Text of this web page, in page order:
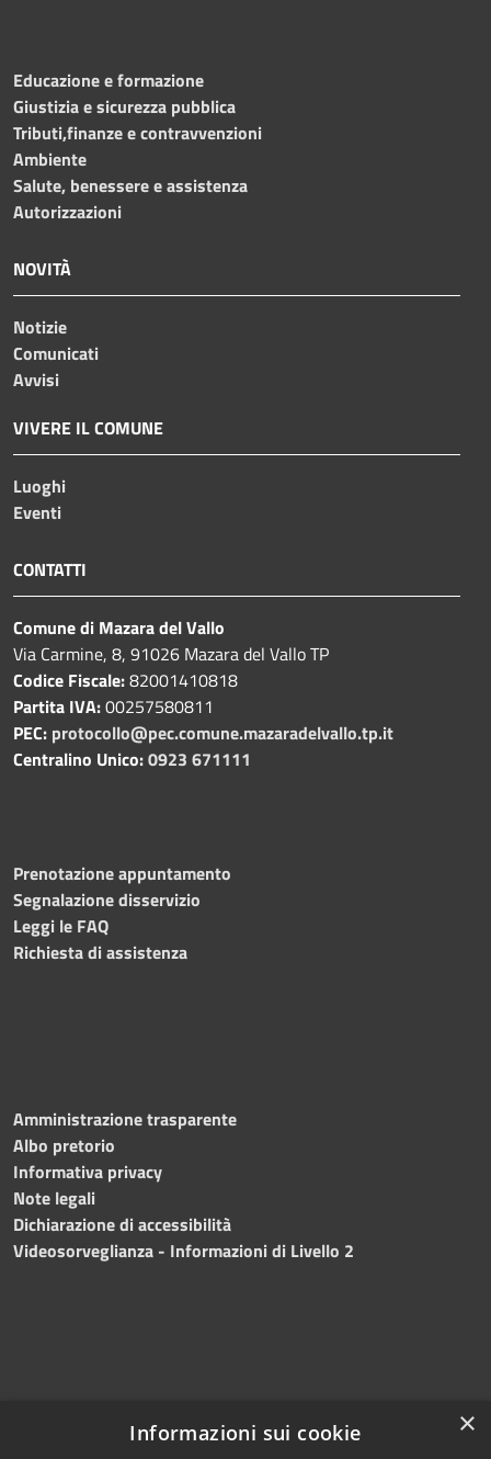
Educazione e formazione
Giustizia e sicurezza pubblica
Tributi,finanze e contravvenzioni
Ambiente
Salute, benessere e assistenza
Autorizzazioni
NOVITÀ
Notizie
Comunicati
Avvisi
VIVERE IL COMUNE
Luoghi
Eventi
CONTATTI
Comune di Mazara del Vallo
Via Carmine, 8, 91026 Mazara del Vallo TP
Codice Fiscale:82001410818
Partita IVA:00257580811
PEC: protocollo@pec.comune.mazaradelvallo.tp.it
Centralino Unico:0923 671111
Prenotazione appuntamento
Segnalazione disservizio
Leggi le FAQ
Richiesta di assistenza
Amministrazione trasparente
Albo pretorio
Informativa privacy
Note legali
Dichiarazione di accessibilità
Videosorveglianza - Informazioni di Livello 2
×
Informazioni sui cookie